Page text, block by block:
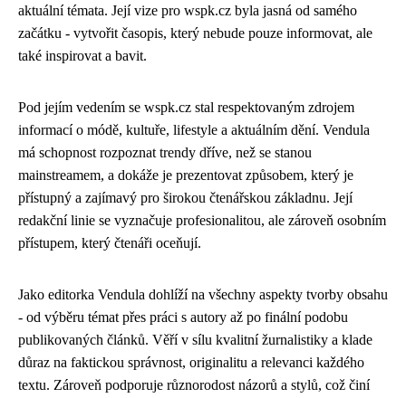
aktuální témata. Její vize pro wspk.cz byla jasná od samého
začátku - vytvořit časopis, který nebude pouze informovat, ale
také inspirovat a bavit.
Pod jejím vedením se wspk.cz stal respektovaným zdrojem
informací o módě, kultuře, lifestyle a aktuálním dění. Vendula
má schopnost rozpoznat trendy dříve, než se stanou
mainstreamem, a dokáže je prezentovat způsobem, který je
přístupný a zajímavý pro širokou čtenářskou základnu. Její
redakční linie se vyznačuje profesionalitou, ale zároveň osobním
přístupem, který čtenáři oceňují.
Jako editorka Vendula dohlíží na všechny aspekty tvorby obsahu
- od výběru témat přes práci s autory až po finální podobu
publikovaných článků. Věří v sílu kvalitní žurnalistiky a klade
důraz na faktickou správnost, originalitu a relevanci každého
textu. Zároveň podporuje různorodost názorů a stylů, což činí